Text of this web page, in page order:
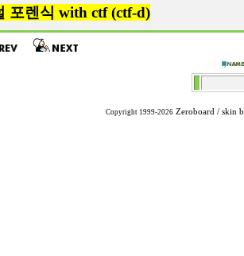
포렌식 with ctf (ctf-d)
Copyright 1999-2026 Zeroboard / skin